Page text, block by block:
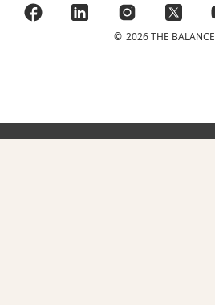
© 2026 THE BALANCE